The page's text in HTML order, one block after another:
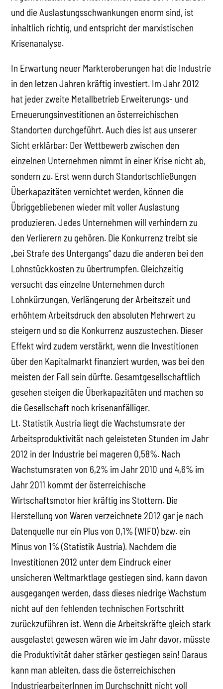
und die Auslastungsschwankungen enorm sind, ist
inhaltlich richtig, und entspricht der marxistischen
Krisenanalyse.
In Erwartung neuer Markteroberungen hat die Industrie
in den letzen Jahren kräftig investiert. Im Jahr 2012
hat jeder zweite Metallbetrieb Erweiterungs- und
Erneuerungsinvestitionen an österreichischen
Standorten durchgeführt. Auch dies ist aus unserer
Sicht erklärbar: Der Wettbewerb zwischen den
einzelnen Unternehmen nimmt in einer Krise nicht ab,
sondern zu. Erst wenn durch Standortschließungen
Überkapazitäten vernichtet werden, können die
Übriggebliebenen wieder mit voller Auslastung
produzieren. Jedes Unternehmen will verhindern zu
den Verlierern zu gehören. Die Konkurrenz treibt sie
„bei Strafe des Untergangs“ dazu die anderen bei den
Lohnstückkosten zu übertrumpfen. Gleichzeitig
versucht das einzelne Unternehmen durch
Lohnkürzungen, Verlängerung der Arbeitszeit und
erhöhtem Arbeitsdruck den absoluten Mehrwert zu
steigern und so die Konkurrenz auszustechen. Dieser
Effekt wird zudem verstärkt, wenn die Investitionen
über den Kapitalmarkt finanziert wurden, was bei den
meisten der Fall sein dürfte. Gesamtgesellschaftlich
gesehen steigen die Überkapazitäten und machen so
die Gesellschaft noch krisenanfälliger.
Lt. Statistik Austria liegt die Wachstumsrate der
Arbeitsproduktivität nach geleisteten Stunden im Jahr
2012 in der Industrie bei mageren 0,58%. Nach
Wachstumsraten von 6,2% im Jahr 2010 und 4,6% im
Jahr 2011 kommt der österreichische
Wirtschaftsmotor hier kräftig ins Stottern. Die
Herstellung von Waren verzeichnete 2012 gar je nach
Datenquelle nur ein Plus von 0,1% (WIFO) bzw. ein
Minus von 1% (Statistik Austria). Nachdem die
Investitionen 2012 unter dem Eindruck einer
unsicheren Weltmarktlage gestiegen sind, kann davon
ausgegangen werden, dass dieses niedrige Wachstum
nicht auf den fehlenden technischen Fortschritt
zurückzuführen ist. Wenn die Arbeitskräfte gleich stark
ausgelastet gewesen wären wie im Jahr davor, müsste
die Produktivität daher stärker gestiegen sein! Daraus
kann man ableiten, dass die österreichischen
IndustriearbeiterInnen im Durchschnitt nicht voll